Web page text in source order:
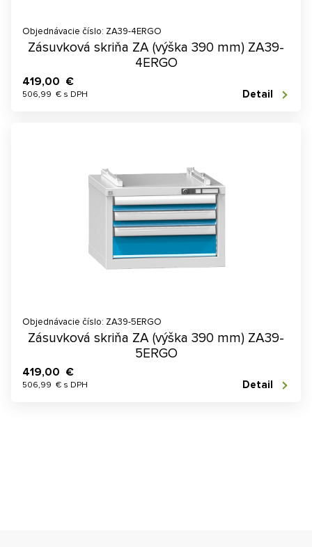
Objednávacie číslo: ZA39-4ERGO
Zásuvková skriňa ZA (výška 390 mm) ZA39-
4ERGO
419,00 €
506,99 € s DPH Detail
Objednávacie číslo: ZA39-5ERGO
Zásuvková skriňa ZA (výška 390 mm) ZA39-
5ERGO
419,00 €
506,99 € s DPH Detail